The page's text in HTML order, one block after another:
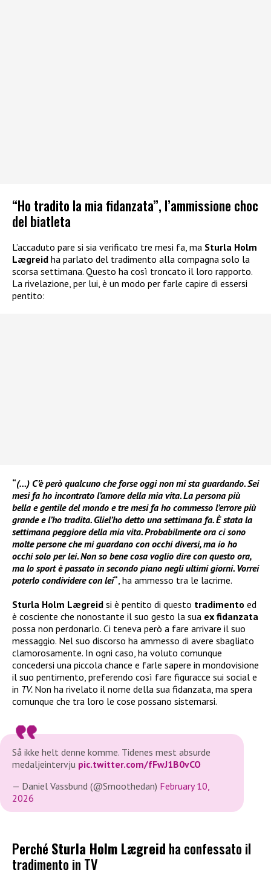
“Ho tradito la mia fidanzata”, l’ammissione choc
del biatleta
L’accaduto pare si sia verificato tre mesi fa, ma Sturla Holm
Lægreid ha parlato del tradimento alla compagna solo la
scorsa settimana. Questo ha così troncato il loro rapporto.
La rivelazione, per lui, è un modo per farle capire di essersi
pentito:
“(…) C’è però qualcuno che forse oggi non mi sta guardando. Sei
mesi fa ho incontrato l’amore della mia vita. La persona più
bella e gentile del mondo e tre mesi fa ho commesso l’errore più
grande e l’ho tradita. Gliel’ho detto una settimana fa. È stata la
settimana peggiore della mia vita. Probabilmente ora ci sono
molte persone che mi guardano con occhi diversi, ma io ho
occhi solo per lei. Non so bene cosa voglio dire con questo ora,
ma lo sport è passato in secondo piano negli ultimi giorni. Vorrei
poterlo condividere con lei“, ha ammesso tra le lacrime.
Sturla Holm Lægreid si è pentito di questo tradimento ed
è cosciente che nonostante il suo gesto la sua ex fidanzata
possa non perdonarlo. Ci teneva però a fare arrivare il suo
messaggio. Nel suo discorso ha ammesso di avere sbagliato
clamorosamente. In ogni caso, ha voluto comunque
concedersi una piccola chance e farle sapere in mondovisione
il suo pentimento, preferendo così fare figuracce sui social e
in TV. Non ha rivelato il nome della sua fidanzata, ma spera
comunque che tra loro le cose possano sistemarsi.
Så ikke helt denne komme. Tidenes mest absurde
medaljeintervju pic.twitter.com/fFwJ1B0vCO
— Daniel Vassbund (@Smoothedan) February 10,
2026
Perché Sturla Holm Lægreid ha confessato il
tradimento in TV